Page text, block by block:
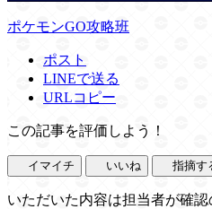
ポケモンGO攻略班
ポスト
LINEで送る
URLコピー
この記事を評価しよう！
イマイチ いいね 指摘す
いただいた内容は担当者が確